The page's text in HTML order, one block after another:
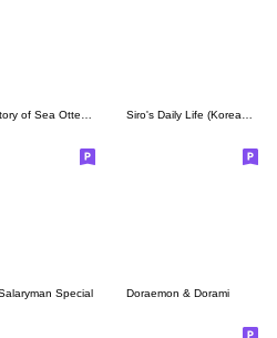
Special Doraemon & Dorami